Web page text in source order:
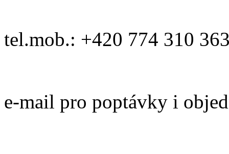
tel.mob.: +420 774 310
e-mail pro poptávky i